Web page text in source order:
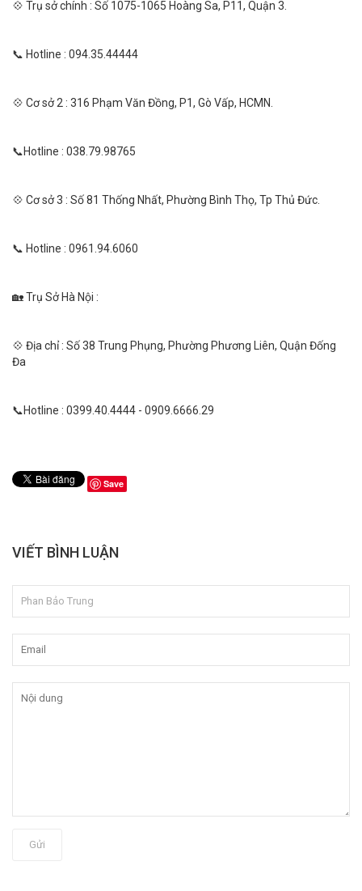
💠 Trụ sở chính : Số 1075-1065 Hoàng Sa, P11, Quận 3.
📞 Hotline : 094.35.44444
💠 Cơ sở 2 : 316 Phạm Văn Đồng, P1, Gò Vấp, HCMN.
📞Hotline : 038.79.98765
💠 Cơ sở 3 : Số 81 Thống Nhất, Phường Bình Thọ, Tp Thủ Đức.
📞 Hotline : 0961.94.6060
🏡 Trụ Sở Hà Nội :
💠 Địa chỉ : Số 38 Trung Phụng, Phường Phương Liên, Quận Đống
Đa
📞Hotline : 0399.40.4444 - 0909.6666.29
Save
VIẾT BÌNH LUẬN
Gửi